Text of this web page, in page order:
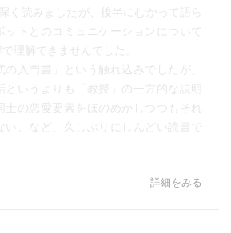
く読みましたが、後半にむかって語ら
ットとのコミュニケーションについて
理解できませんでした。
の入門書」という触れ込みでしたが、
というよりも「教授」の一方的な説明
の恋愛要素をほのめかしつつもそれ
い、など、久しぶりにしんどい読書で
詳細をみる